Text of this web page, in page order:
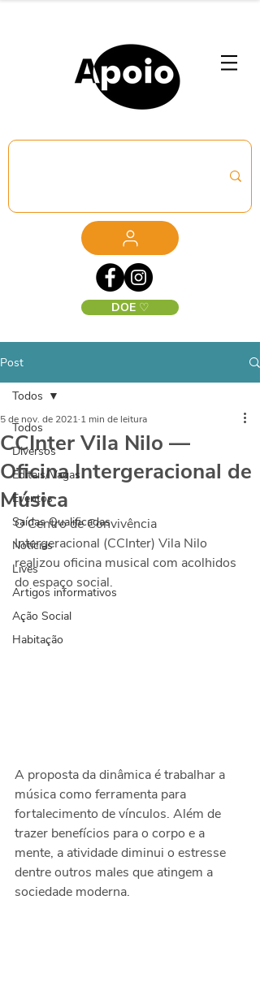
DOE ♡
Post
Todos
Diversos
Editais/Vagas
Eventos
Saídas Qualificadas
Notícias
Lives
Artigos informativos
Ação Social
Habitação
Todos
CCInter Vila Nilo —
Oficina Intergeracional de
Música
5 de nov. de 2021 1 min de leitura
O Centro de Convivência
Intergeracional (CCInter) Vila Nilo
realizou oficina musical com acolhidos
do espaço social.
A proposta da dinâmica é trabalhar a
música como ferramenta para
fortalecimento de vínculos. Além de
trazer benefícios para o corpo e a
mente, a atividade diminui o estresse
dentre outros males que atingem a
sociedade moderna.